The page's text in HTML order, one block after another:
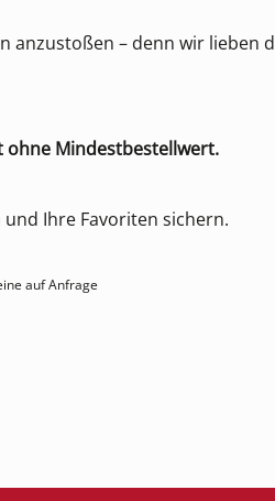
anzustoßen – denn wir lieben
ohne Mindestbestellwert.
Ihre Favoriten sichern.
auf Anfrage